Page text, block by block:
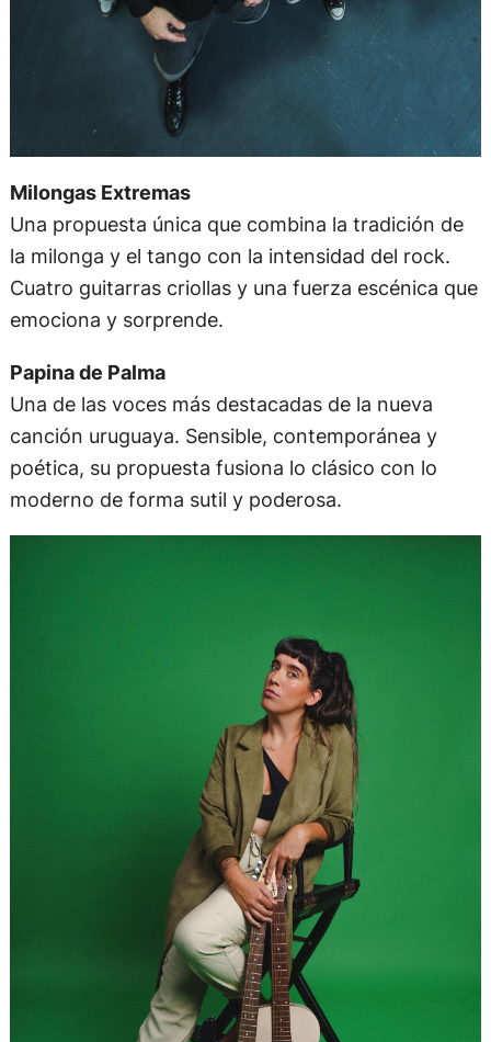
Milongas Extremas
Una propuesta única que combina la tradición de
la milonga y el tango con la intensidad del rock.
emociona y sorprende.
Papina de Palma
Una de las voces más destacadas de la nueva
canción uruguaya. Sensible, contemporánea y